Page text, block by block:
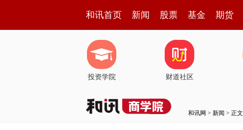
和讯首页 新闻 股票 基金 期货
投资学院 财道社区
和讯网 > 新闻 > 正文